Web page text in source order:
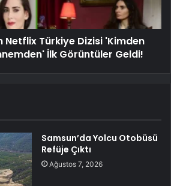
Netflix Türkiye Dizisi 'Kimden
İlk Görüntüler Geldi!
Samsun’da Yolcu Otobüsü
Refüje Çıktı
Ağustos 7, 2026